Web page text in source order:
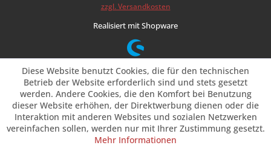
zzgl. Versandkosten
Realisiert mit Shopware
Diese Website benutzt Cookies, die für den technischen
Betrieb der Website erforderlich sind und stets gesetzt
werden. Andere Cookies, die den Komfort bei Benutzung
dieser Website erhöhen, der Direktwerbung dienen oder die
Interaktion mit anderen Websites und sozialen Netzwerken
vereinfachen sollen, werden nur mit Ihrer Zustimmung gesetzt.
Mehr Informationen